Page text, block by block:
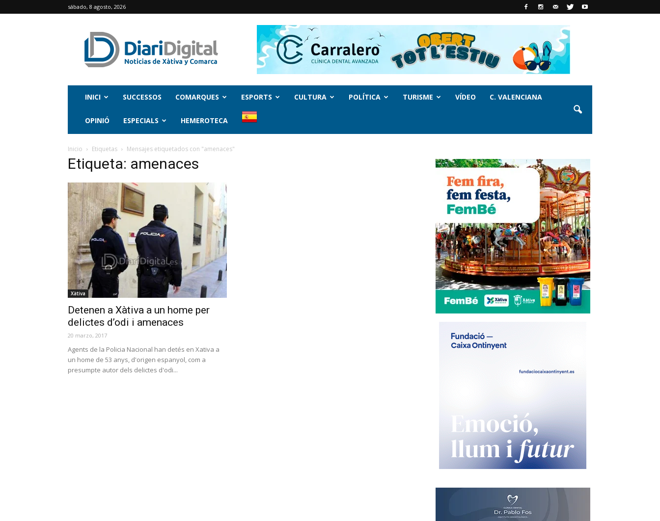
sábado, 8 agosto, 2026
INICI SUCCESSOS COMARQUES ESPORTS CULTURA POLÍTICA TURISME VÍDEO C. VALENCIANA
OPINIÓ ESPECIALS HEMEROTECA
Inicio Etiquetas Mensajes etiquetados con "amenaces"
Etiqueta: amenaces
Xàtiva
Detenen a Xàtiva a un home per
delictes d’odi i amenaces
20 marzo, 2017
Agents de la Policia Nacional han detés en Xativa a
un home de 53 anys, d'origen espanyol, com a
presumpte autor dels delictes d'odi...